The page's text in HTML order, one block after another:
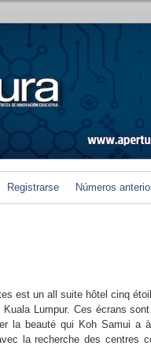
Registrarse Números
est un all suite hôtel cinq
Lumpur. Ces écrans
la beauté qui Koh Samui a
la recherche des centres